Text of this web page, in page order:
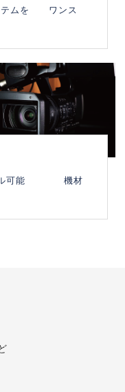
テムを ワンス
タル可能 機材